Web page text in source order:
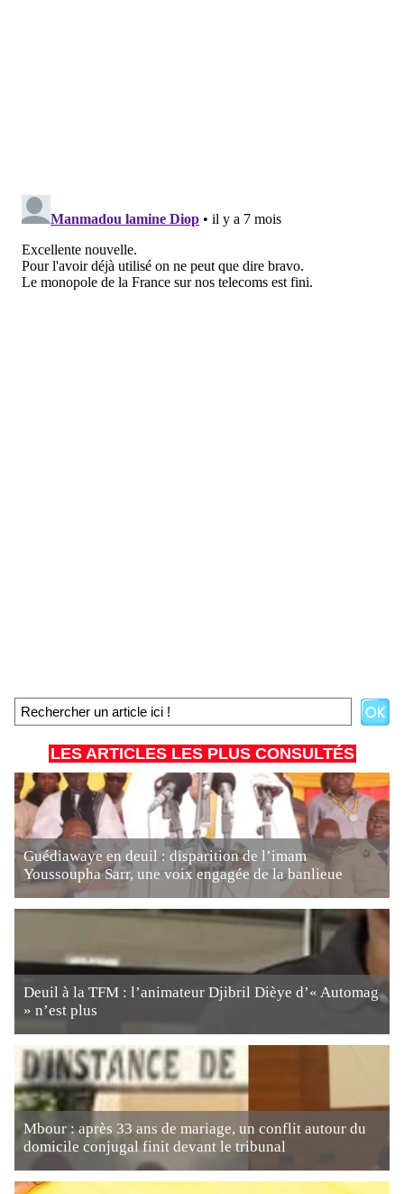
LES ARTICLES LES PLUS CONSULTÉS
Guédiawaye en deuil : disparition de l’imam
Youssoupha Sarr, une voix engagée de la banlieue
Deuil à la TFM : l’animateur Djibril Dièye d’« Automag
» n’est plus
Mbour : après 33 ans de mariage, un conflit autour du
domicile conjugal finit devant le tribunal